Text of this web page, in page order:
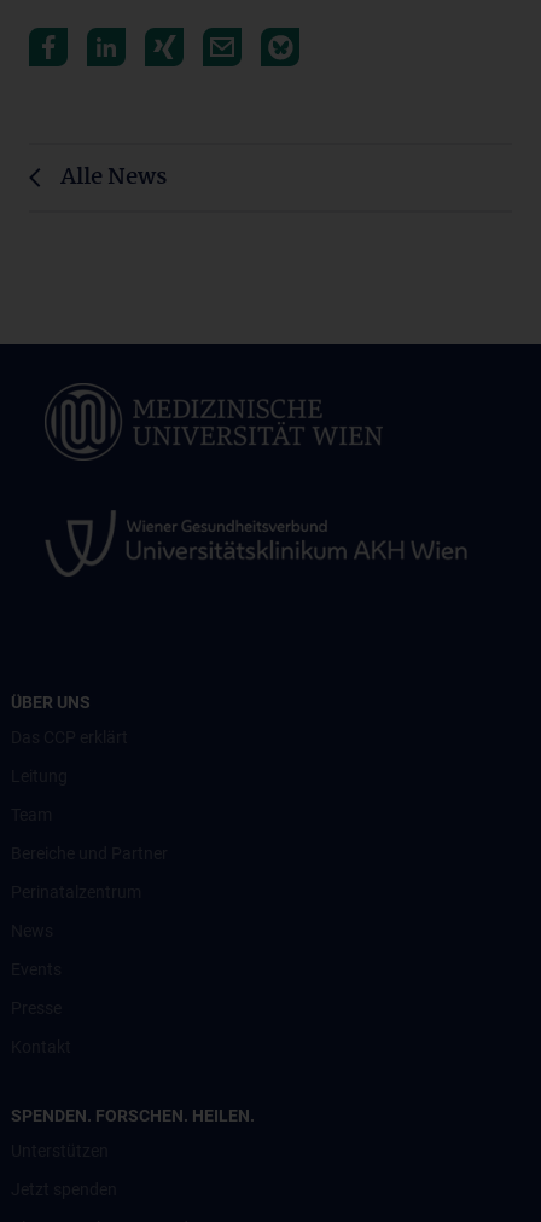
Alle News
ÜBER UNS
SPENDEN. FORSCHEN. HEILEN.